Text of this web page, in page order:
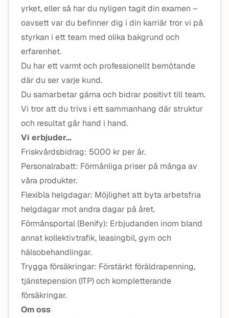
yrket, eller så har du nyligen tagit din examen –
oavsett var du befinner dig i din karriär tror vi på
styrkan i ett team med olika bakgrund och
erfarenhet.
Du har ett varmt och professionellt bemötande
där du ser varje kund.
Du samarbetar gärna och bidrar positivt till team.
Vi tror att du trivs i ett sammanhang där struktur
och resultat går hand i hand.
Vi erbjuder…
Friskvårdsbidrag: 5000 kr per år.
Personalrabatt: Förmånliga priser på många av
våra produkter.
Flexibla helgdagar: Möjlighet att byta arbetsfria
helgdagar mot andra dagar på året.
Förmånsportal (Benify): Erbjudanden inom bland
annat kollektivtrafik, leasingbil, gym och
hälsobehandlingar.
Trygga försäkringar: Förstärkt föräldrapenning,
tjänstepension (ITP) och kompletterande
försäkringar.
Om oss